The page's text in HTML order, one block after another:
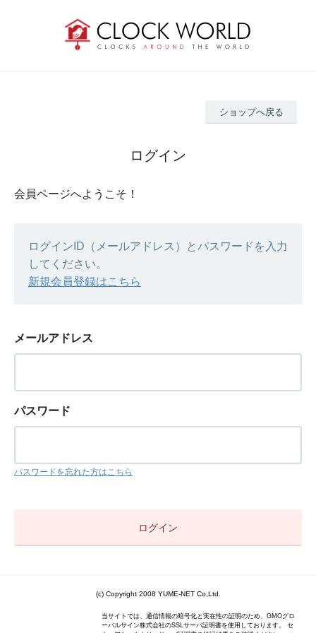
ショップへ戻る
ログイン
会員ページへようこそ！
ログインID（メールアドレス）とパスワードを入力
してください。
新規会員登録はこちら
メールアドレス
パスワード
パスワードを忘れた方はこちら
(c) Copyright 2008 YUME-NET Co,Ltd.
当サイトでは、通信情報の暗号化と実在性の証明のため、GMOグロ
ーバルサイン株式会社のSSLサーバ証明書を使用しております。 セ